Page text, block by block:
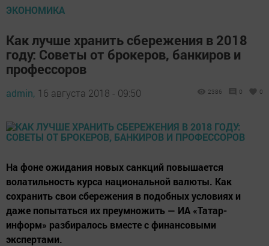
ЭКОНОМИКА
Как лучше хранить сбережения в 2018
году: Советы от брокеров, банкиров и
профессоров
admin, 16 августа 2018 - 09:50 2386 0 0
На фоне ожидания новых санкций повышается
волатильность курса национальной валюты. Как
сохранить свои сбережения в подобных условиях и
даже попытаться их преумножить — ИА «Татар-
информ» разбиралось вместе с финансовыми
экспертами.